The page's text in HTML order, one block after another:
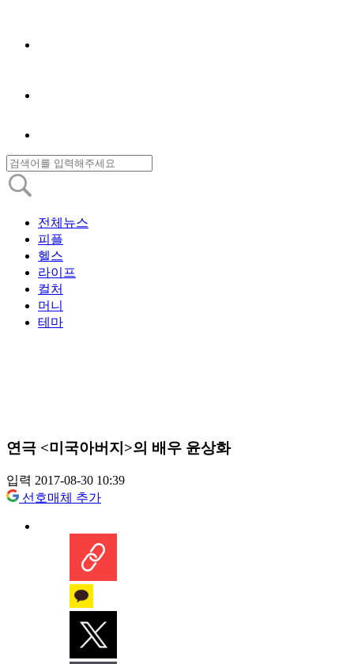
전체뉴스
피플
헬스
라이프
컬처
머니
테마
연극 <미국아버지>의 배우 윤상화
입력 2017-08-30 10:39
선호매체 추가